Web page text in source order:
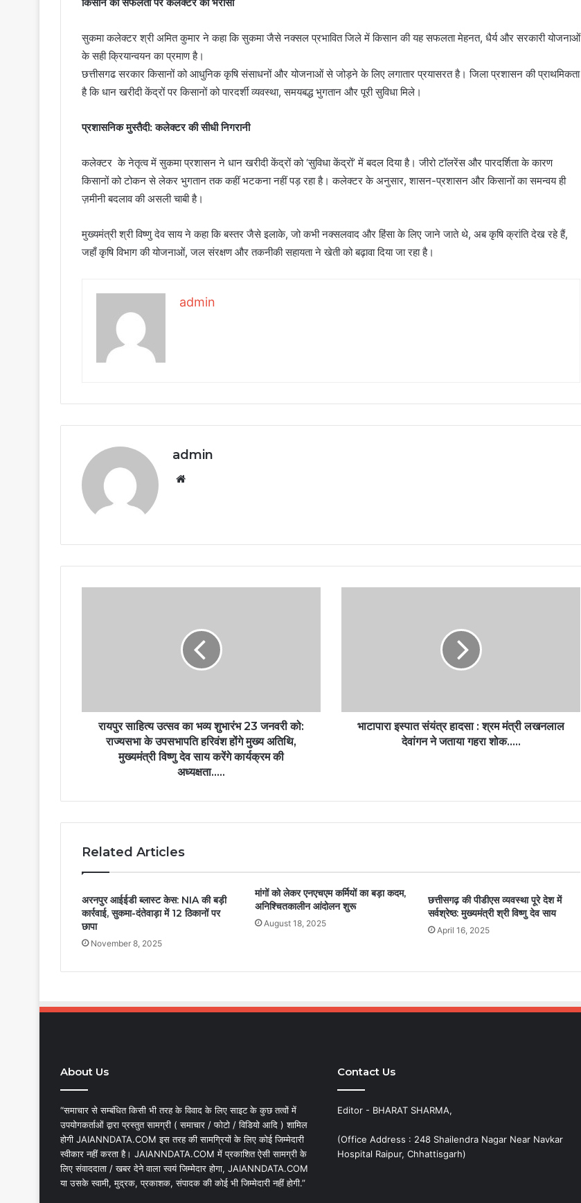
किसान की सफलता पर कलेक्टर का भरोसा
सुकमा कलेक्टर श्री अमित कुमार ने कहा कि सुकमा जैसे नक्सल प्रभावित जिले में किसान की यह सफलता मेहनत, धैर्य और सरकारी योजनाओं
के सही क्रियान्वयन का प्रमाण है।
छत्तीसगढ सरकार किसानों को आधुनिक कृषि संसाधनों और योजनाओं से जोड़ने के लिए लगातार प्रयासरत है। जिला प्रशासन की प्राथमिकता
है कि धान खरीदी केंद्रों पर किसानों को पारदर्शी व्यवस्था, समयबद्ध भुगतान और पूरी सुविधा मिले।
प्रशासनिक मुस्तैदी: कलेक्टर की सीधी निगरानी
कलेक्टर के नेतृत्व में सुकमा प्रशासन ने धान खरीदी केंद्रों को ‘सुविधा केंद्रों’ में बदल दिया है। जीरो टॉलरेंस और पारदर्शिता के कारण
किसानों को टोकन से लेकर भुगतान तक कहीं भटकना नहीं पड़ रहा है। कलेक्टर के अनुसार, शासन-प्रशासन और किसानों का समन्वय ही
ज़मीनी बदलाव की असली चाबी है।
मुख्यमंत्री श्री विष्णु देव साय ने कहा कि बस्तर जैसे इलाके, जो कभी नक्सलवाद और हिंसा के लिए जाने जाते थे, अब कृषि क्रांति देख रहे हैं,
जहाँ कृषि विभाग की योजनाओं, जल संरक्षण और तकनीकी सहायता ने खेती को बढ़ावा दिया जा रहा है।
admin
admin
रायपुर साहित्य उत्सव का भव्य शुभारंभ 23 जनवरी को:
राज्यसभा के उपसभापति हरिवंश होंगे मुख्य अतिथि,
मुख्यमंत्री विष्णु देव साय करेंगे कार्यक्रम की
अध्यक्षता…..
भाटापारा इस्पात संयंत्र हादसा : श्रम मंत्री लखनलाल
देवांगन ने जताया गहरा शोक…..
Related Articles
अरनपुर आईईडी ब्लास्ट केस: NIA की बड़ी
कार्रवाई, सुकमा-दंतेवाड़ा में 12 ठिकानों पर
छापा
November 8, 2025
मांगों को लेकर एनएचएम कर्मियों का बड़ा कदम,
अनिश्चितकालीन आंदोलन शुरू
August 18, 2025
छत्तीसगढ़ की पीडीएस व्यवस्था पूरे देश में
सर्वश्रेष्ठ: मुख्यमंत्री श्री विष्णु देव साय
April 16, 2025
About Us
“समाचार से सम्बंधित किसी भी तरह के विवाद के लिए साइट के कुछ तत्वों में
उपयोगकर्ताओं द्वारा प्रस्तुत सामग्री ( समाचार / फोटो / विडियो आदि ) शामिल
होगी JAIANNDATA.COM इस तरह की सामग्रियों के लिए कोई जिम्मेदारी
स्वीकार नहीं करता है। JAIANNDATA.COM में प्रकाशित ऐसी सामग्री के
लिए संवाददाता / खबर देने वाला स्वयं जिम्मेदार होगा, JAIANNDATA.COM
या उसके स्वामी, मुद्रक, प्रकाशक, संपादक की कोई भी जिम्मेदारी नहीं होगी.”
Contact Us
Editor - BHARAT SHARMA,
(Office Address : 248 Shailendra Nagar Near Navkar
Hospital Raipur, Chhattisgarh)